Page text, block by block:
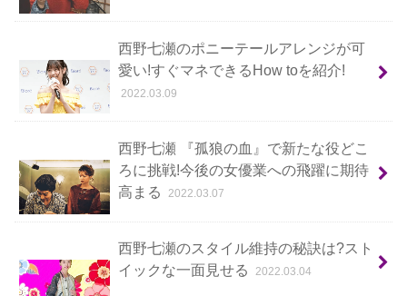
西野七瀬のポニーテールアレンジが可
愛い!すぐマネできるHow toを紹介!
2022.03.09
西野七瀬 『孤狼の血』で新たな役どこ
ろに挑戦!今後の女優業への飛躍に期待
高まる
2022.03.07
西野七瀬のスタイル維持の秘訣は?スト
イックな一面見せる
2022.03.04